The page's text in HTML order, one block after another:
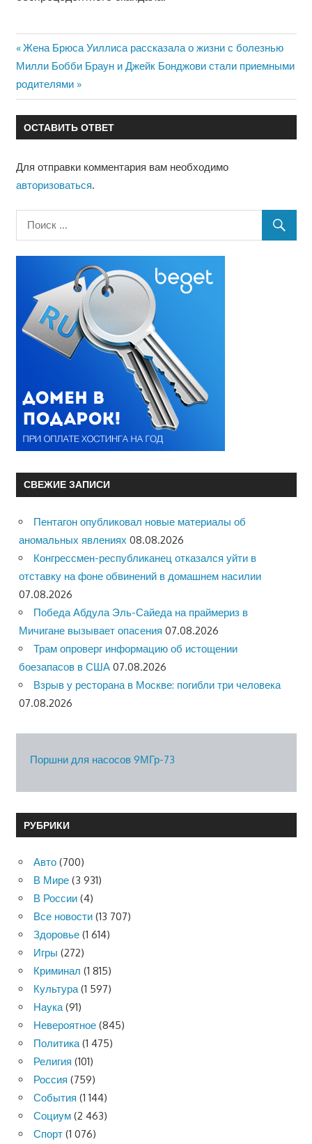
Навигация
по
записям
Предыдущая
запись:
Жена Брюса Уиллиса рассказала о жизни с болезнью
Следующая
запись:
Милли Бобби Браун и Джейк Бонджови стали приемными
родителями
ОСТАВИТЬ ОТВЕТ
Для отправки комментария вам необходимо
авторизоваться.
СВЕЖИЕ ЗАПИСИ
Пентагон опубликовал новые материалы об
аномальных явлениях 08.08.2026
Конгрессмен-республиканец отказался уйти в
отставку на фоне обвинений в домашнем насилии
07.08.2026
Победа Абдула Эль-Сайеда на праймериз в
Мичигане вызывает опасения 07.08.2026
Трам опроверг информацию об истощении
боезапасов в США 07.08.2026
Взрыв у ресторана в Москве: погибли три человека
07.08.2026
Поршни для насосов 9МГр-73
РУБРИКИ
Авто (700)
В Мире (3 931)
В России (4)
Все новости (13 707)
Здоровье (1 614)
Игры (272)
Криминал (1 815)
Культура (1 597)
Наука (91)
Невероятное (845)
Политика (1 475)
Религия (101)
Россия (759)
События (1 144)
Социум (2 463)
Спорт (1 076)